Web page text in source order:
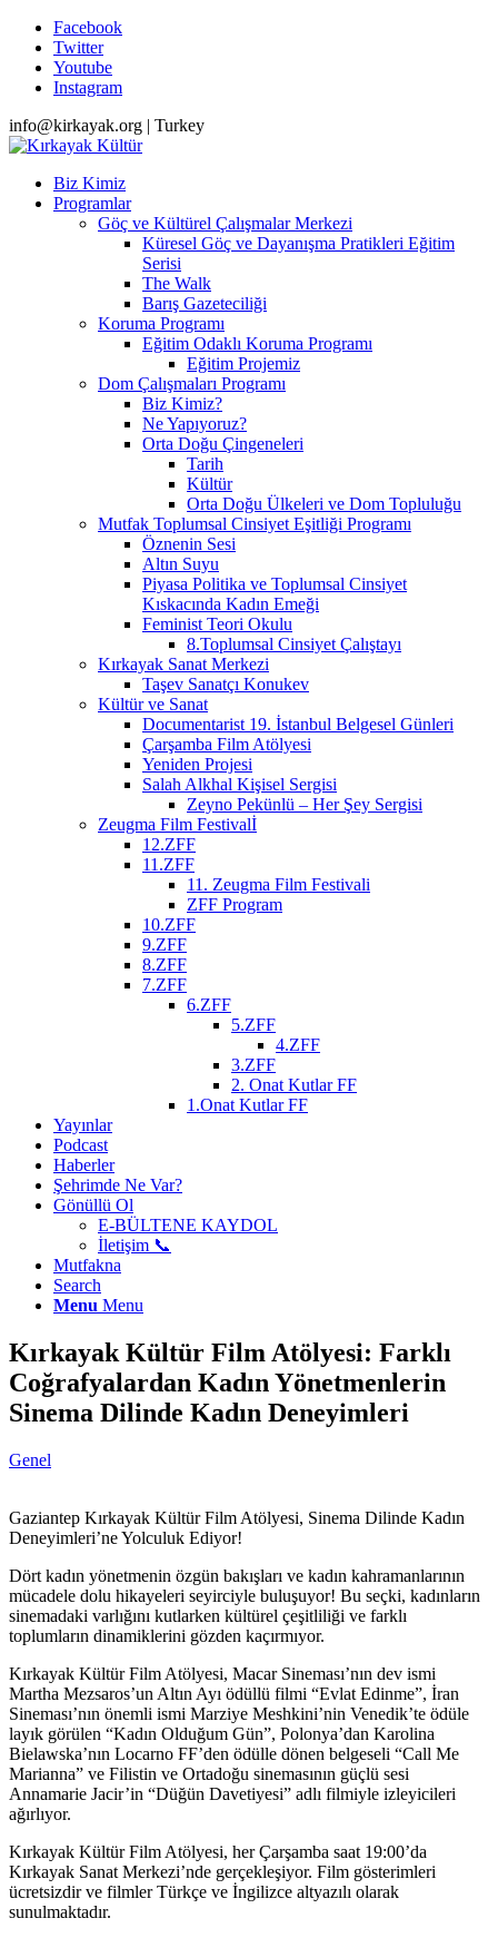
Facebook
Twitter
Youtube
Instagram
info@kirkayak.org | Turkey
Biz Kimiz
Programlar
Göç ve Kültürel Çalışmalar Merkezi
Küresel Göç ve Dayanışma Pratikleri Eğitim
Serisi
The Walk
Barış Gazeteciliği
Koruma Programı
Eğitim Odaklı Koruma Programı
Eğitim Projemiz
Dom Çalışmaları Programı
Biz Kimiz?
Ne Yapıyoruz?
Orta Doğu Çingeneleri
Tarih
Kültür
Orta Doğu Ülkeleri ve Dom Topluluğu
Mutfak Toplumsal Cinsiyet Eşitliği Programı
Öznenin Sesi
Altın Suyu
Piyasa Politika ve Toplumsal Cinsiyet
Kıskacında Kadın Emeği
Feminist Teori Okulu
8.Toplumsal Cinsiyet Çalıştayı
Kırkayak Sanat Merkezi
Taşev Sanatçı Konukev
Kültür ve Sanat
Documentarist 19. İstanbul Belgesel Günleri
Çarşamba Film Atölyesi
Yeniden Projesi
Salah Alkhal Kişisel Sergisi
Zeyno Pekünlü – Her Şey Sergisi
Zeugma Film Festivalİ
12.ZFF
11.ZFF
11. Zeugma Film Festivali
ZFF Program
10.ZFF
9.ZFF
8.ZFF
7.ZFF
6.ZFF
5.ZFF
4.ZFF
3.ZFF
2. Onat Kutlar FF
1.Onat Kutlar FF
Yayınlar
Podcast
Haberler
Şehrimde Ne Var?
Gönüllü Ol
E-BÜLTENE KAYDOL
İletişim 📞
Mutfakna
Search
Menu Menu
Kırkayak Kültür Film Atölyesi: Farklı
Coğrafyalardan Kadın Yönetmenlerin
Sinema Dilinde Kadın Deneyimleri
Genel
Gaziantep Kırkayak Kültür Film Atölyesi, Sinema Dilinde Kadın
Deneyimleri’ne Yolculuk Ediyor!
Dört kadın yönetmenin özgün bakışları ve kadın kahramanlarının
mücadele dolu hikayeleri seyirciyle buluşuyor! Bu seçki, kadınların
sinemadaki varlığını kutlarken kültürel çeşitliliği ve farklı
toplumların dinamiklerini gözden kaçırmıyor.
Kırkayak Kültür Film Atölyesi, Macar Sineması’nın dev ismi
Martha Mezsaros’un Altın Ayı ödüllü filmi “Evlat Edinme”, İran
Sineması’nın önemli ismi Marziye Meshkini’nin Venedik’te ödüle
layık görülen “Kadın Olduğum Gün”, Polonya’dan Karolina
Bielawska’nın Locarno FF’den ödülle dönen belgeseli “Call Me
Marianna” ve Filistin ve Ortadoğu sinemasının güçlü sesi
Annamarie Jacir’in “Düğün Davetiyesi” adlı filmiyle izleyicileri
ağırlıyor.
Kırkayak Kültür Film Atölyesi, her Çarşamba saat 19:00’da
Kırkayak Sanat Merkezi’nde gerçekleşiyor. Film gösterimleri
ücretsizdir ve filmler Türkçe ve İngilizce altyazılı olarak
sunulmaktadır.